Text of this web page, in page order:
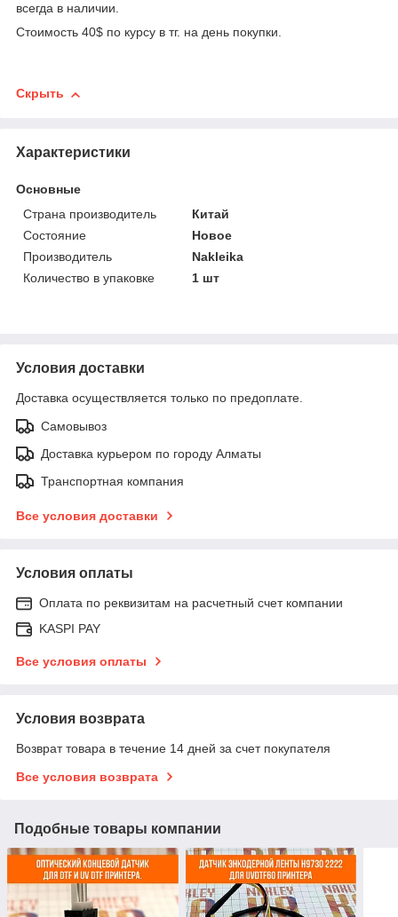
всегда в наличии.
Стоимость 40$ по курсу в тг. на день покупки.
Скрыть
Характеристики
Основные
Страна производитель
Китай
Состояние
Новое
Производитель
Nakleika
Количество в упаковке
1 шт
Условия доставки
Доставка осуществляется только по предоплате.
Самовывоз
Доставка курьером по городу Алматы
Транспортная компания
Все условия доставки
Условия оплаты
Оплата по реквизитам на расчетный счет компании
KASPI PAY
Все условия оплаты
Условия возврата
Возврат товара в течение 14 дней за счет покупателя
Все условия возврата
Подобные товары компании